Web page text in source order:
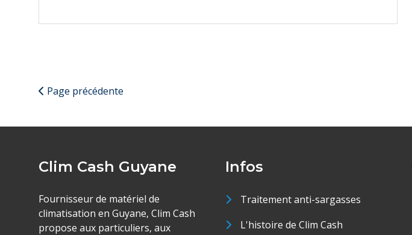
Page précédente
Clim Cash Guyane
Fournisseur de matériel de
climatisation en Guyane, Clim Cash
propose aux particuliers, aux
Infos
Traitement anti-sargasses
L'histoire de Clim Cash